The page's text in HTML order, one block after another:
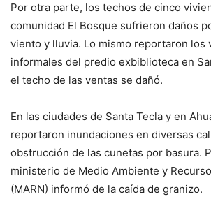
Por otra parte, los techos de cinco
comunidad El Bosque sufrieron daños
viento y lluvia. Lo mismo reportaron los
informales del predio exbiblioteca en
el techo de las ventas se dañó.
En las ciudades de Santa Tecla y en
reportaron inundaciones en diversas
obstrucción de las cunetas por basura.
ministerio de Medio Ambiente y
(MARN) informó de la caída de granizo.